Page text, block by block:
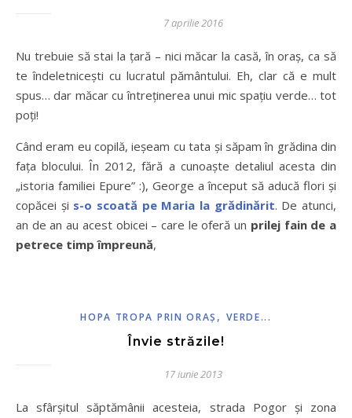
7 aprilie 2016
Nu trebuie să stai la țară – nici măcar la casă, în oraș, ca să
te îndeletnicești cu lucratul pământului. Eh, clar că e mult
spus… dar măcar cu întreținerea unui mic spațiu verde… tot
poți!
Când eram eu copilă, ieșeam cu tata și săpam în grădina din
fața blocului. În 2012, fără a cunoaște detaliul acesta din
„istoria familiei Epure” :), George a început să aducă flori și
copăcei și s-o scoată pe Maria la grădinărit. De atunci,
an de an au acest obicei – care le oferă un prilej fain de a
petrece timp împreună,
HOPA TROPA PRIN ORAŞ ,VERDE...
Învie străzile!
17 iunie 2013
La sfârșitul săptămânii acesteia, strada Pogor și zona